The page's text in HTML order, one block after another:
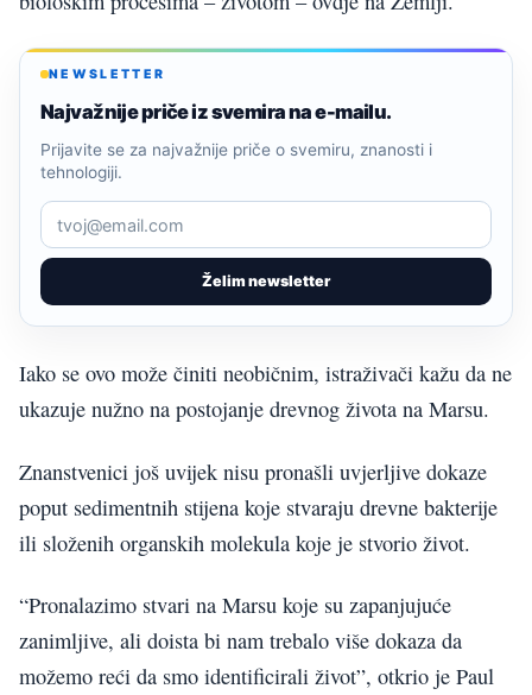
NEWSLETTER
Najvažnije priče iz svemira na e-mailu.
Želim newsletter
Prijavite se za najvažnije priče o svemiru, znanosti i
tehnologiji.
Iako se ovo može činiti neobičnim, istraživači kažu da ne
ukazuje nužno na postojanje drevnog života na Marsu.
Znanstvenici još uvijek nisu pronašli uvjerljive dokaze
poput sedimentnih stijena koje stvaraju drevne bakterije
ili složenih organskih molekula koje je stvorio život.
“Pronalazimo stvari na Marsu koje su zapanjujuće
zanimljive, ali doista bi nam trebalo više dokaza da
možemo reći da smo identificirali život”, otkrio je Paul